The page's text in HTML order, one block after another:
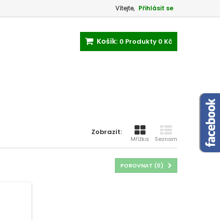
Vítejte, Přihlásit se
Košík: 0 Produkty 0 Kč
Zobrazit:
Mřížka Seznam
POROVNAT (0)